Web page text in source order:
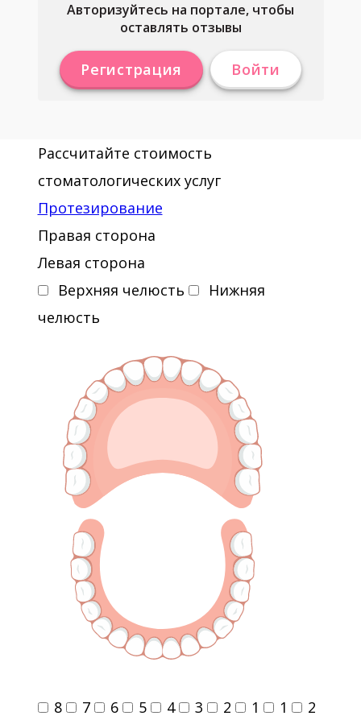
Авторизуйтесь на портале, чтобы
оставлять отзывы
Регистрация Войти
Рассчитайте стоимость
стоматологических услуг
Протезирование
Правая сторона
Левая сторона
Верхняя челюсть
Нижняя
челюсть
8 7 6 5 4 3 2 1 1 2